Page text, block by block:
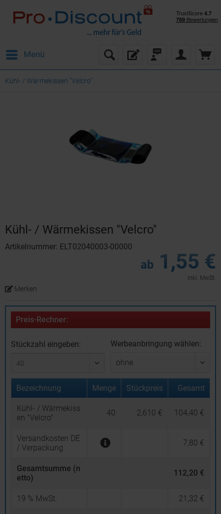
Menü
Kühl- / Wärmekissen "Velcro"
Kühl- / Wärmekissen "Velcro"
Artikelnummer: ELT02040003-00000
ab 1,55 €
inkl. MwSt.
Merken
Preis-Rechner:
Stückzahl eingeben: Werbeanbringung wählen:
Bezeichnung Menge Stückpreis Gesamt
Kühl- / Wärmekiss
en "Velcro"
40 2,610 € 104,40 €
Versandkosten DE
/ Verpackung
7,80 €
Gesamtsumme (n
etto)
112,20 €
19 % MwSt. 21,32 €